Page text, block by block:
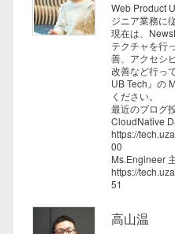
Web Product
ジニア業務に
現在は、
テクチャを行
善、アクセシ
改善など行っ
UB Tech』の
ください。
最近のブログ
CloudNative
https://
00
Ms.Engineer
https://
51
高山温